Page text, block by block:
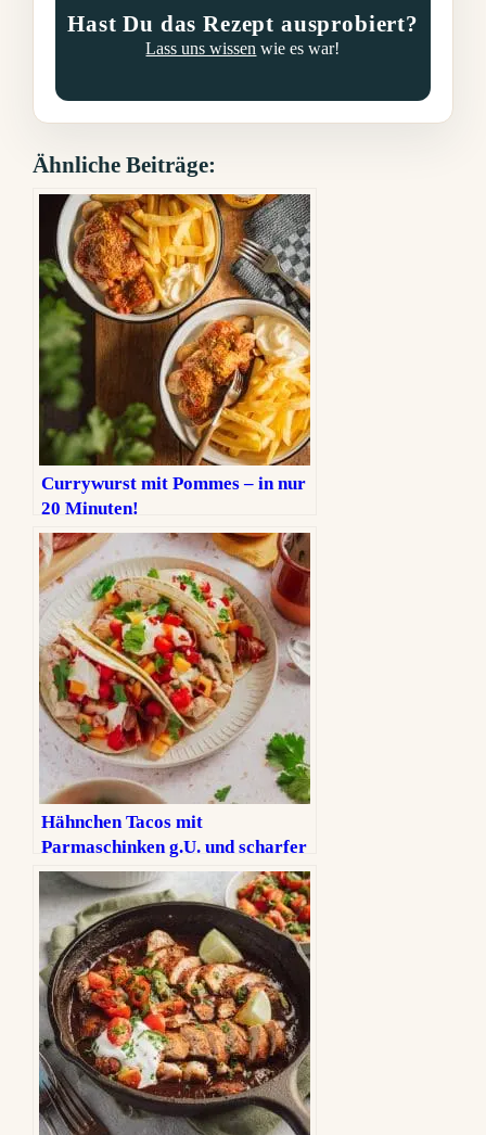
Hast Du das Rezept ausprobiert?
Lass uns wissen wie es war!
Ähnliche Beiträge:
Currywurst mit Pommes – in nur
20 Minuten!
Hähnchen Tacos mit
Parmaschinken g.U. und scharfer
Melonensalsa